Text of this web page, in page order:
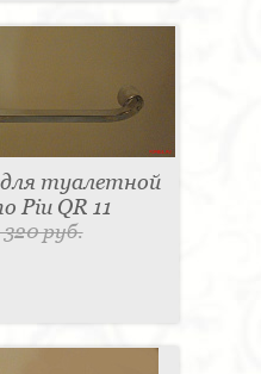
туалетной
Piu QR 11
320 руб.